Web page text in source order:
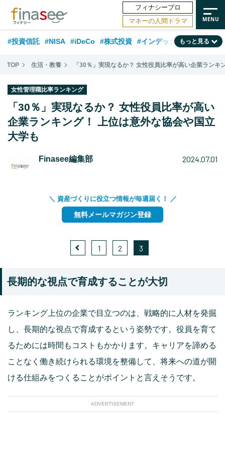
フィナシープロ
マネーの人間ドラマ
#投資信託 #NISA #iDeCo #株式投資 #インデックスファンド
#相談事例 #相続・贈与 #FP #新NISA #積立投資 #30代
#フィナンシャル・ウェルビーイング #企業型DC #退職金
#老後 #データ・調査 #金融用語解説 #話題の企業 #国内株式型
もっと見る
TOP 生活・教養 「30％」実現なるか？ 女性役員比率が高い企業ラン
女性管理職比率ランキング
「30％」実現なるか？ 女性役員比率が高い
企業ランキング！ 上位は意外な協会や国立
大学も
Finasee編集部 2024.07.01
＼ 資産づくりに役立つ情報が毎週届く！ ／
無料メールマガジン登録
1 2 3
長期的な視点で育成することが大切
ランキング上位の企業で目立つのは、戦略的に人材を発掘
し、長期的な視点で育成するという姿勢です。役員を育て
るためには時間もコストもかかります。キャリアを諦める
ことなく働き続けられる環境を整備して、将来への道が開
ける仕組みをつくることがポイントと言えそうです。
ADVERTISEMENT